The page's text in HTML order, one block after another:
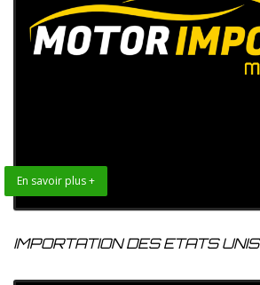
En savoir plus +
IMPORTATION DES ETATS UNIS